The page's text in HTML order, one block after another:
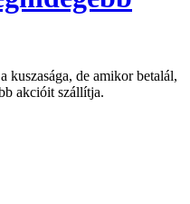
kuszasága, de amikor betalál,
akcióit szállítja.